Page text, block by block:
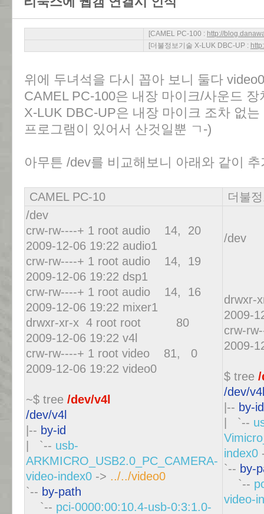
[CAMEL PC-100 : http://
[더불정보기술 X-LUK DBC-UP :
위에 두녀석을 다시 꼽아 보니 둘다
CAMEL PC-100은 내장 마이크/사운드 장
X-LUK DBC-UP은 내장 마이크 조차 없
프로그램이 있어서 산것일뿐 ㄱ-)
아무튼 /dev를 비교해보니 아래와 같이
CAMEL PC-10
더불
/dev
crw-rw----+ 1 root audio 14, 20
2009-12-06 19:22 audio1
crw-rw----+ 1 root audio 14, 19
2009-12-06 19:22 dsp1
crw-rw----+ 1 root audio 14, 16
2009-12-06 19:22 mixer1
drwxr-xr-x 4 root root 80
2009-12-06 19:22 v4l
crw-rw----+ 1 root video 81, 0
2009-12-06 19:22 video0
~$ tree /dev/v4l
/dev/v4l
|-- by-id
| `-- usb-
ARKMICRO_USB2.0_PC_CAMERA-
video-index0 -> ../../video0
`-- by-path
`-- pci-0000:00:10.4-usb-0:3:1.0-
/dev
2009-
crw-
2009-
$ tree /
/dev/v4l
|-- by-id
| `--
index0
`-- by-
`--
video-